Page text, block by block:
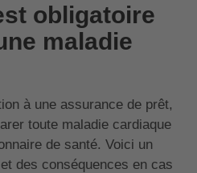
obligatoire
maladie
à une assurance de prêt,
toute maladie cardiaque
de santé. Voici un
des conséquences en cas